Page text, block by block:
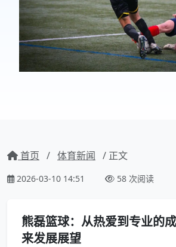
首页 / 体育新闻 / 正文
2026-03-10 14:51 58 次阅读
熊磊篮球：从热爱到专业的
来发展展望